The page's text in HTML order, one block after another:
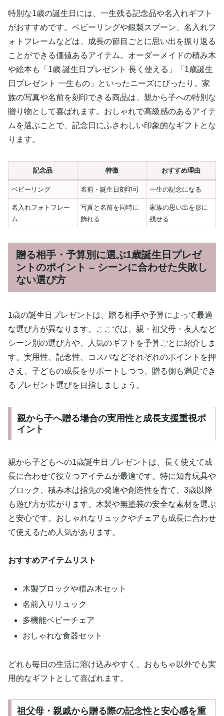
特別な1歳の誕生日には、一生残る記念品や名入れギフト
がおすすめです。ベビーリングや銀製スプーン、名入れフ
ォトフレームなどは、成長の節目ごとに思い出を振り返る
ことができる価値あるアイテム。オーダーメイドの積み木
や絵本も「1歳 誕生日プレゼント 長く使える」「1歳誕生
日プレゼント 一生もの」といったニーズにぴったり。家
族の写真や名前を刻印できる商品は、親から子への特別な
贈り物として喜ばれます。おしゃれで高級感のあるアイテ
ムを選ぶことで、記念日にふさわしい印象的なギフトとな
ります。
記念品 特徴 おすすめ理由
ベビーリング 名前・誕生日刻印可 一生の記念になる
名入れフォトフレー
ム
写真と名前を同時に
飾れる
家族の思い出を形に
残せる
贈る相手・予算別に選ぶ1歳誕生日プレゼ
ントのポイント – シーンに合わせた失敗し
ない選び方
1歳の誕生日プレゼントは、贈る相手や予算によって最適
な選び方が異なります。ここでは、親・祖父母・友人など
シーン別の選び方や、人気のギフトを予算ごとに紹介しま
す。実用性、記念性、コスパなどそれぞれのポイントを押
さえ、子どもの成長をサポートしつつ、贈る側も満足でき
るプレゼント選びを目指しましょう。
親から子へ贈る場合の実用性と成長支援重視ポ
イント
親から子どもへの1歳誕生日プレゼントは、長く使えて成
長に合わせて役立つアイテムが最適です。特に知育玩具や
ブロック、積み木は指先の発達や創造性を育て、3歳以降
も遊び方が広がります。木製や無塗装の安全な素材を選ぶ
と安心です。おしゃれなリュックやチェアも成長に合わせ
て使えるため人気があります。
おすすめアイテムリスト
木製ブロックや積み木セット
名前入りリュック
多機能ベビーチェア
おしゃれな食器セット
どれも毎日の生活に溶け込みやすく、おもちゃ以外でも実
用的なギフトとして喜ばれます。
祖父母・親戚から贈る際の記念性と安心感を重